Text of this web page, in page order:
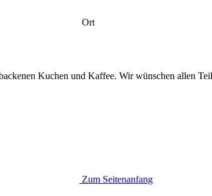
Ort
Kuchen und Kaffee. Wir wünschen allen
Zum Seitenanfang